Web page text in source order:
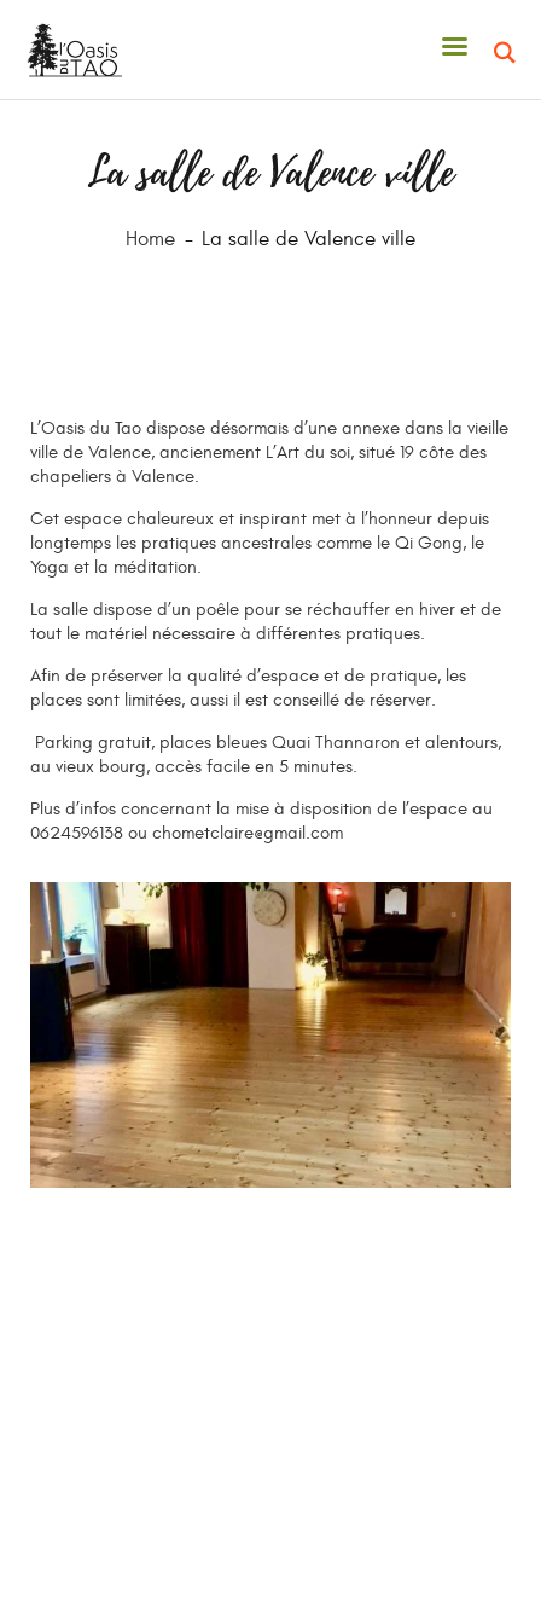
La salle de Valence ville
Home La salle de Valence ville
ACCUEIL
VALENCE VILLE
LES JARDINS DE VALENCE
ARTICLES
L’Oasis du Tao dispose désormais d’une annexe dans la vieille
ville de Valence, ancienement L’Art du soi, situé 19 côte des
chapeliers à Valence.
Cet espace chaleureux et inspirant met à l’honneur depuis
longtemps les pratiques ancestrales comme le Qi Gong, le
Yoga et la méditation.
La salle dispose d’un poêle pour se réchauffer en hiver et de
tout le matériel nécessaire à différentes pratiques.
Afin de préserver la qualité d’espace et de pratique, les
places sont limitées, aussi il est conseillé de réserver.
Parking gratuit, places bleues Quai Thannaron et alentours,
au vieux bourg, accès facile en 5 minutes.
Plus d’infos concernant la mise à disposition de l’espace au
0624596138 ou chometclaire@gmail.com